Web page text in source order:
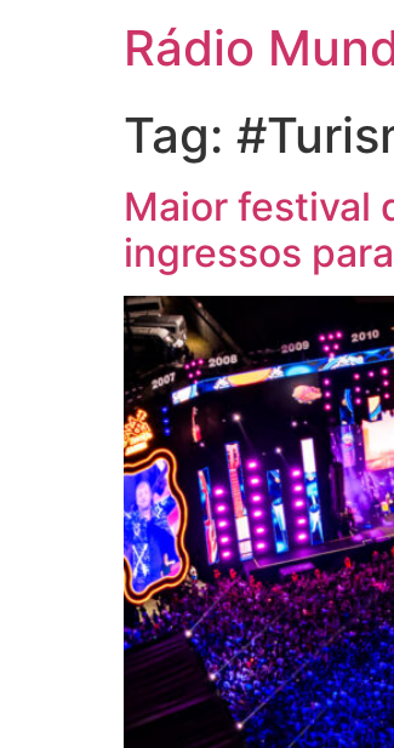
Rádio
Tag:
Maior festival
ingressos